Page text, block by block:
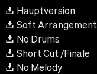
Hauptversion
Soft Arrangement
No Drums
Short Cut /Finale
No Melody